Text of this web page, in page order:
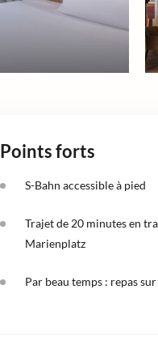
Points forts
S-Bahn accessible à pied
Trajet de 20 minutes en
Marienplatz
Par beau temps : repas